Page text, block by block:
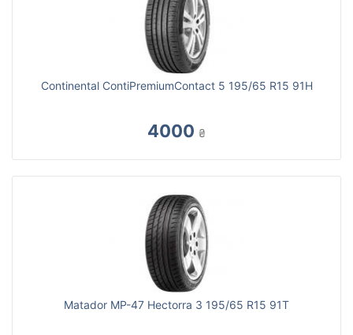
Continental ContiPremiumContact 5 195/65 R15 91H
4000 ₴
Matador MP-47 Hectorra 3 195/65 R15 91T